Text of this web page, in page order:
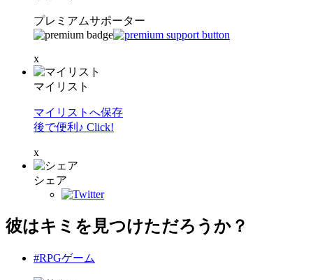
プレミアムサポーター
x
マイリスト
マイリストへ保存
後で便利♪ Click!
x
シェア
彼はキミを見つけただろうか？
#RPGゲーム